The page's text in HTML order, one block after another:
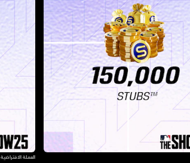
العملة الافتراضية